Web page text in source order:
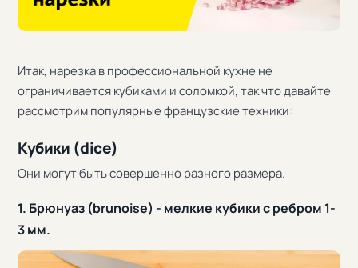
Итак, нарезка в профессиональной кухне не
ограничивается кубиками и соломкой, так что давайте
рассмотрим популярные французские техники:
Кубики (dice)
Они могут быть совершенно разного размера.
1. Брюнуаз (brunoise) - мелкие кубики с ребром 1-
3 мм.